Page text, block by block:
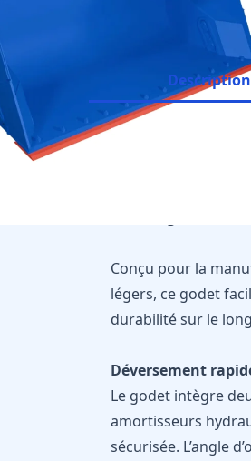
Description
Il est impératif de
constructeur de
Le configurateur
Conçu pour la
légers, ce godet
durabilité sur le
Déversement
Le godet intègre
amortisseurs
sécurisée. L’angle